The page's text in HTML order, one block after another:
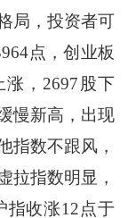
局，投资者可
点，创业板
涨，2697股下
慢新高，出现
指数不跟风，
拉指数明显，
指收涨12点于